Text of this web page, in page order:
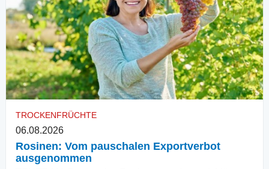
TROCKENFRÜCHTE
06.08.2026
Rosinen: Vom pauschalen Exportverbot
ausgenommen